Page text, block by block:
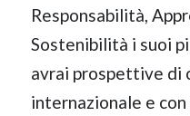
Responsabilità,
Sostenibilità i suoi
avrai prospettive di
internazionale e